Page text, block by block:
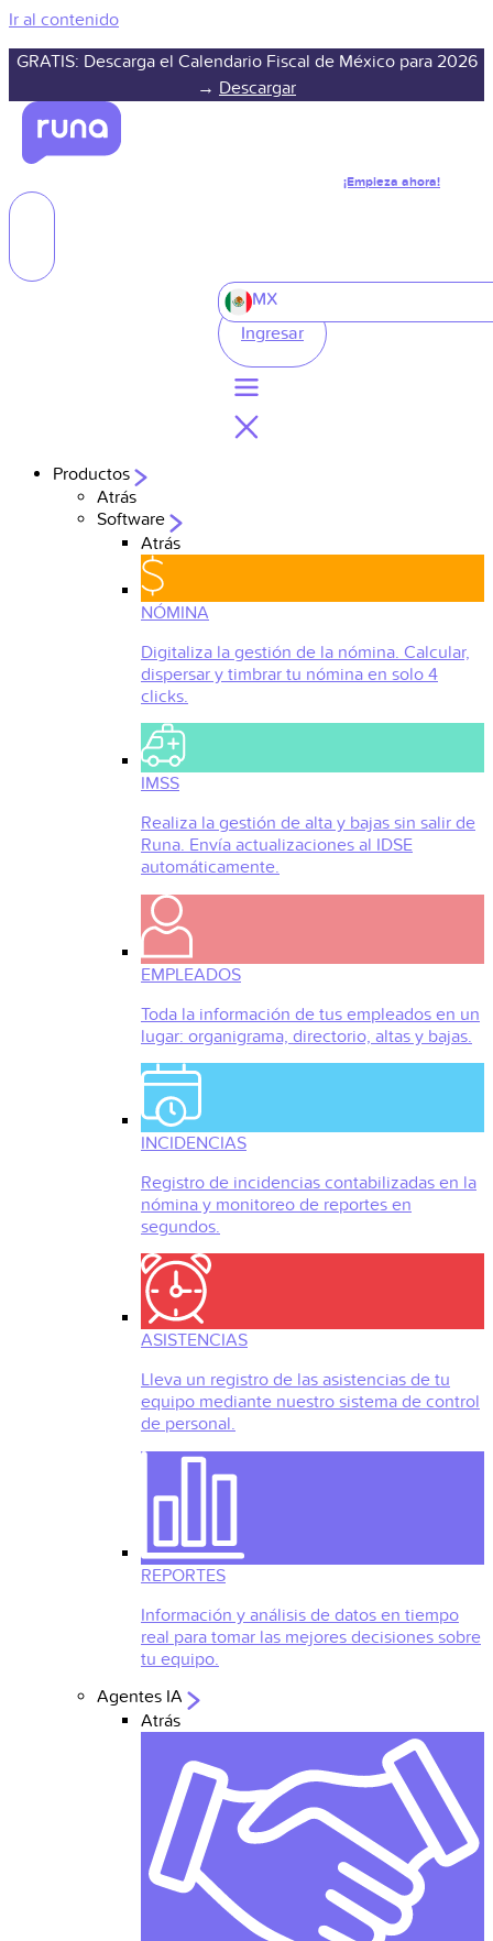
Ir al contenido
GRATIS: Descarga el Calendario Fiscal de México para 2026
→ Descargar
¡Empieza ahora!
MX
Ingresar
Productos
Atrás
Software
Atrás
NÓMINA
Digitaliza la gestión de la nómina. Calcular,
dispersar y timbrar tu nómina en solo 4
clicks.
IMSS
Realiza la gestión de alta y bajas sin salir de
Runa. Envía actualizaciones al IDSE
automáticamente.
EMPLEADOS
Toda la información de tus empleados en un
lugar: organigrama, directorio, altas y bajas.
INCIDENCIAS
Registro de incidencias contabilizadas en la
nómina y monitoreo de reportes en
segundos.
ASISTENCIAS
Lleva un registro de las asistencias de tu
equipo mediante nuestro sistema de control
de personal.
REPORTES
Información y análisis de datos en tiempo
real para tomar las mejores decisiones sobre
tu equipo.
Agentes IA
Atrás